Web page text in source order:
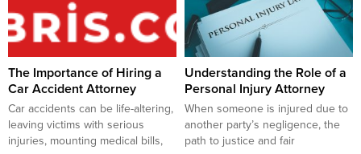
hayalini kurduğunuz cihazlara
şimdi ulaşabilirsiniz. Düşük
Peşinat ve Uzun Vadeli Taksit
yalnızca 5000 TL peşinat ve 18
ay taksitle iPhone, AirPods, Apple
Watch...
In professions that involve
physical activity or require
specific physical conditions, a
high BMI can impact job
performance, safety, and overall
health. This article will...
The Importance of Hiring a
Car Accident Attorney
Car accidents can be life-altering,
leaving victims with serious
injuries, mounting medical bills,
Understanding the Role of a
Personal Injury Attorney
When someone is injured due to
another party’s negligence, the
path to justice and fair